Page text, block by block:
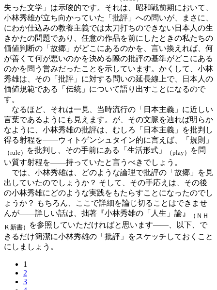
失った文学」は示唆的です。それは、昭和戦前期において、
小林秀雄が立ち向かっていた「批評」への問いが、まさに、
にわか仕込みの教養主義では太刀打ちのできない日本人の生
きかたの問題であり、任意の作品を前にしたときの私たちの
価値判断の「故郷」がどこにあるのかを、言い換えれば、何
が善くて何が悪いのかを決める際の批評の基準がどこにある
のかを問う営みだったことを示しています。かくして、小林
秀雄は、その「批評」に対する問いの延長線上で、日本人の
価値規範である「伝統」について語り出すことになるので
す。
なるほど、それは一見、当時流行の「日本主義」に近しい
言葉であるようにも見えます。が、その文脈を辿れば明らか
なように、小林秀雄の批評は、むしろ「日本主義」を批判し
得る射程を——ウィトゲンシュタイン的に言えば、「規則」
（rule） を批判し、その手前にある「生活形式」 （play）
を問
い質す射程を——持っていたと言うべきでしょう。
では、小林秀雄は、どのような論理で批評の「故郷」を見
出していたのでしょうか？ そして、その手応えは、その後
の小林秀雄にどのような実践をもたらすことになったのでし
ょうか？ もちろん、ここで詳細を論じ切ることはできませ
んが——詳しい話は、拙著『小林秀雄の「人生」論』
（ＮＨ
Ｋ新書）
を参照していただければと思います——、以下、で
きるだけ簡潔に小林秀雄の「批評」をスケッチしておくこと
にしましょう。
1
2
3